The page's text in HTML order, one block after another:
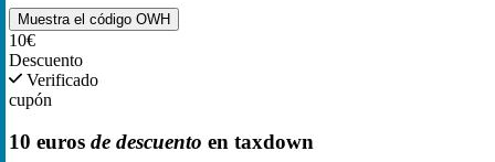
Muestra el código OWH
10€
Descuento
Verificado
cupón
10 euros de descuento en taxdown